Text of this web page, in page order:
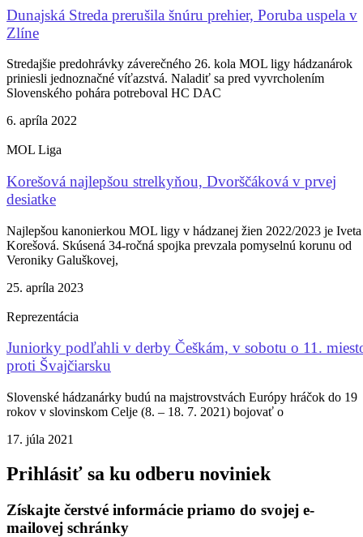
Dunajská Streda prerušila šnúru prehier, Poruba uspela v
Zlíne
Stredajšie predohrávky záverečného 26. kola MOL ligy hádzanárok
priniesli jednoznačné víťazstvá. Naladiť sa pred vyvrcholením
Slovenského pohára potreboval HC DAC
6. apríla 2022
MOL Liga
Korešová najlepšou strelkyňou, Dvorščáková v prvej
desiatke
Najlepšou kanonierkou MOL ligy v hádzanej žien 2022/2023 je Iveta
Korešová. Skúsená 34-ročná spojka prevzala pomyselnú korunu od
Veroniky Galuškovej,
25. apríla 2023
Reprezentácia
Juniorky podľahli v derby Češkám, v sobotu o 11.
proti Švajčiarsku
Slovenské hádzanárky budú na majstrovstvách Európy hráčok do 19
rokov v slovinskom Celje (8. – 18. 7. 2021) bojovať o
17. júla 2021
Prihlásiť sa ku odberu noviniek
Získajte čerstvé informácie priamo do svojej e-
mailovej schránky